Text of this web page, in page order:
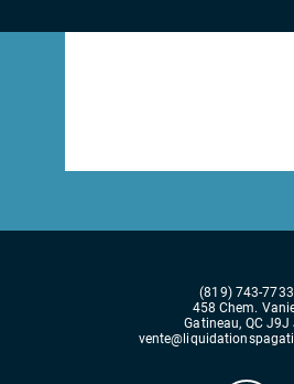
(819) 743-7733
458 Chem.
Gatineau, QC J9J